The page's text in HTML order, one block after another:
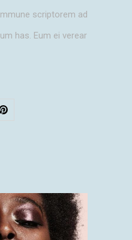
scriptorem ad
has. Eum ei verear